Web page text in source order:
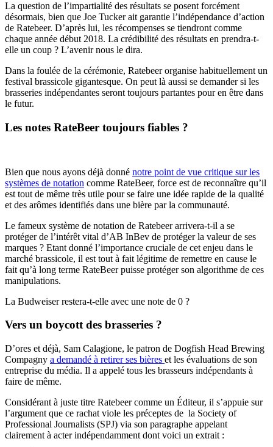
La question de l’impartialité des résultats se posent forcément
désormais, bien que Joe Tucker ait garantie l’indépendance d’action
de Ratebeer. D’après lui, les récompenses se tiendront comme
chaque année début 2018. La crédibilité des résultats en prendra-t-
elle un coup ? L’avenir nous le dira.
Dans la foulée de la cérémonie, Ratebeer organise habituellement un
festival brassicole gigantesque. On peut là aussi se demander si les
brasseries indépendantes seront toujours partantes pour en être dans
le futur.
Les notes RateBeer toujours fiables ?
Bien que nous ayons déjà donné notre point de vue critique sur les
systèmes de notation comme RateBeer, force est de reconnaître qu’il
est tout de même très utile pour se faire une idée rapide de la qualité
et des arômes identifiés dans une bière par la communauté.
Le fameux système de notation de Ratebeer arrivera-t-il a se
protéger de l’intérêt vital d’AB InBev de protéger la valeur de ses
marques ? Etant donné l’importance cruciale de cet enjeu dans le
marché brassicole, il est tout à fait légitime de remettre en cause le
fait qu’à long terme RateBeer puisse protéger son algorithme de ces
manipulations.
La Budweiser restera-t-elle avec une note de 0 ?
Vers un boycott des brasseries ?
D’ores et déjà, Sam Calagione, le patron de Dogfish Head Brewing
Compagny a demandé à retirer ses bières et les évaluations de son
entreprise du média. Il a appelé tous les brasseurs indépendants à
faire de même.
Considérant à juste titre Ratebeer comme un Éditeur, il s’appuie sur
l’argument que ce rachat viole les préceptes de la Society of
Professional Journalists (SPJ) via son paragraphe appelant
clairement à acter indépendamment dont voici un extrait :